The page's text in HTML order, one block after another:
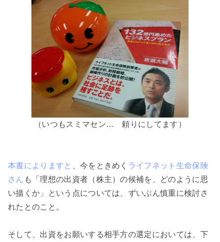
（いつもスミマセン… 頼りにしてます）
本書によりますと 、今をときめく ライフネット生命保険
さん も「理想の出資者（株主）の候補を、どのように思
い描くか」という点については、ずいぶん慎重に検討さ
れたとのこと。
そして、出資をお願いする相手方の選定においては、下